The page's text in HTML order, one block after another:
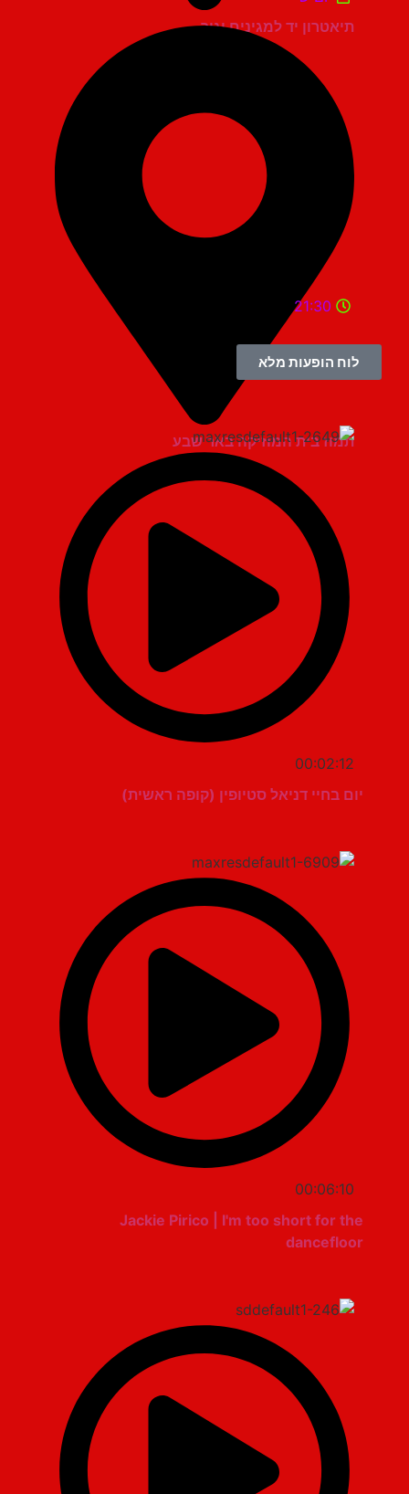
תיאטרון יד למגינים יגור
תמוז בית המוזיקה באר שבע
21:30
לוח הופעות מלא
00:02:12
יום בחיי דניאל סטיופין (קופה ראשית)
00:06:10
Jackie Pirico | I'm too short for the
dancefloor